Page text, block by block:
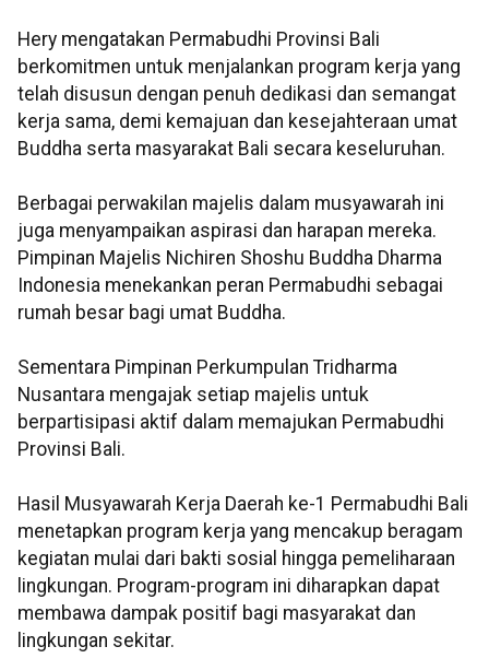
Hery mengatakan Permabudhi Provinsi Bali
berkomitmen untuk menjalankan program kerja yang
telah disusun dengan penuh dedikasi dan semangat
kerja sama, demi kemajuan dan kesejahteraan umat
Buddha serta masyarakat Bali secara keseluruhan.
Berbagai perwakilan majelis dalam musyawarah ini
juga menyampaikan aspirasi dan harapan mereka.
Pimpinan Majelis Nichiren Shoshu Buddha Dharma
Indonesia menekankan peran Permabudhi sebagai
rumah besar bagi umat Buddha.
Sementara Pimpinan Perkumpulan Tridharma
Nusantara mengajak setiap majelis untuk
berpartisipasi aktif dalam memajukan Permabudhi
Provinsi Bali.
Hasil Musyawarah Kerja Daerah ke-1 Permabudhi Bali
menetapkan program kerja yang mencakup beragam
kegiatan mulai dari bakti sosial hingga pemeliharaan
lingkungan. Program-program ini diharapkan dapat
membawa dampak positif bagi masyarakat dan
lingkungan sekitar.